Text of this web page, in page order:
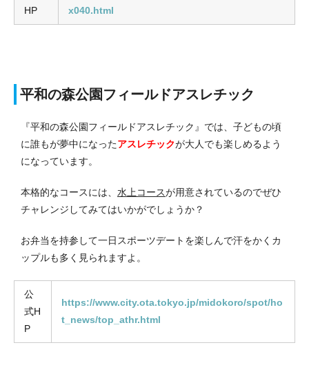
HP
x040.html
平和の森公園フィールドアスレチック
『平和の森公園フィールドアスレチック』では、子どもの頃
に誰もが夢中になったアスレチックが大人でも楽しめるよう
になっています。
本格的なコースには、 水上コースが用意されているのでぜひ
チャレンジしてみてはいかがでしょうか？
お弁当を持参して一日スポーツデートを楽しんで汗をかくカ
ップルも多く見られますよ。
公
式H
P
https://www.city.ota.tokyo.jp/midokoro/spot/ho
t_news/top_athr.html